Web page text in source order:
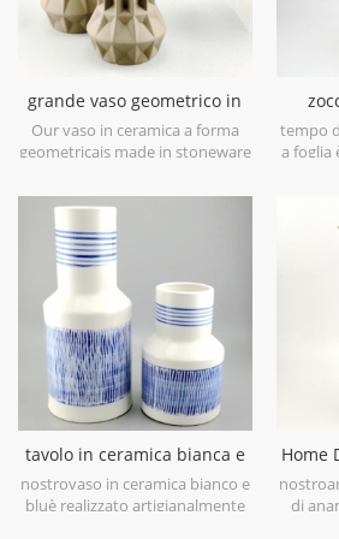
grande vaso geometrico in
ceramica marrone set di 3
Our vaso in ceramica a forma
geometricais made in stoneware
geometric shapes,it is hand-
crafted with three sizes
assorted,very nice fit with your
modern furniture.
tempo
a foglia
tavolo in ceramica bianca e
blu dipinto a mano vaso
nostrovaso in ceramica bianco e
bluè realizzato artigianalmente
Home
di